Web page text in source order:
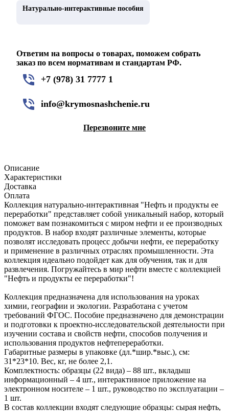
Натурально-интерактивные пособия
Ответим на вопросы о товарах, поможем собрать
заказ по всем нормативам и стандартам РФ.
+7 (978) 31 7777 1
info@krymosnashchenie.ru
Перезвоните мне
Описание
Характеристики
Доставка
Оплата
Коллекция натурально-интерактивная "Нефть и продукты ее
переработки" представляет собой уникальный набор, который
поможет вам познакомиться с миром нефти и ее производных
продуктов. В набор входят различные элементы, которые
позволят исследовать процесс добычи нефти, ее переработку
и применение в различных отраслях промышленности. Эта
коллекция идеально подойдет как для обучения, так и для
развлечения. Погружайтесь в мир нефти вместе с коллекцией
"Нефть и продукты ее переработки"!
​Коллекция предназначена для использования на уроках
химии, географии и экологии. Разработана с учетом
требований ФГОС. Пособие предназначено для демонстрации
и подготовки к проектно-исследовательской деятельности при
изучении состава и свойств нефти, способов получения и
использования продуктов нефтепереработки.
Габаритные размеры в упаковке (дл.*шир.*выс.), см:
31*23*10. Вес, кг, не более 2,1.
Комплектность: образцы (22 вида) – 88 шт., вкладыш
информационный – 4 шт., интерактивное приложение на
электронном носителе – 1 шт., руководство по эксплуатации –
1 шт.
В состав коллекции входят следующие образцы: сырая нефть,